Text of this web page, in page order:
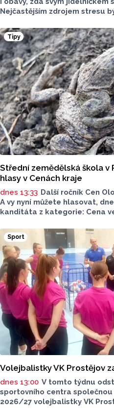
Nejčastějším zdrojem stresu
se nadýmavým potravinám
alergenů. Mýty o stravě při
z Jeseníku.
Tipy
Střední zemědělská škola v
hlasy v Cenách kraje
dnes 13:33 Další ročník Cen
A vy nyní můžete hlasovat,
kanditáta z kategorie: Cena
v Přerově, která má nominaci
v ochraně životního prostředí
Sport
Volejbalistky VK Prostějov
dnes 13:00 V tomto týdnu
sportovního centra
2026/27 volejbalistky VK